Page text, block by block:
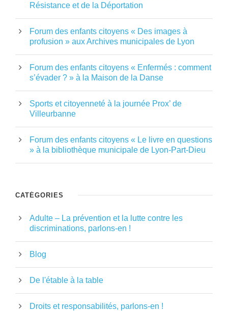
Résistance et de la Déportation
Forum des enfants citoyens « Des images à
profusion » aux Archives municipales de Lyon
Forum des enfants citoyens « Enfermés : comment
s’évader ? » à la Maison de la Danse
Sports et citoyenneté à la journée Prox’ de
Villeurbanne
Forum des enfants citoyens « Le livre en questions
» à la bibliothèque municipale de Lyon-Part-Dieu
CATÉGORIES
Adulte – La prévention et la lutte contre les
discriminations, parlons-en !
Blog
De l'étable à la table
Droits et responsabilités, parlons-en !